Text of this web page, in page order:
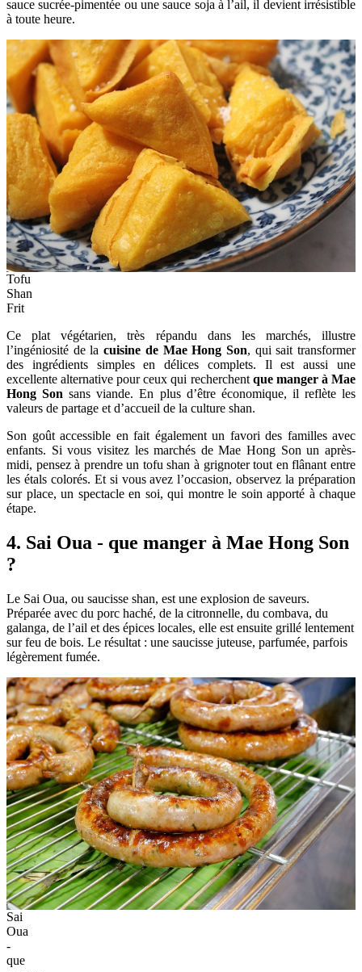
sauce sucrée-pimentée ou une sauce soja à l’ail, il devient irrésistible
à toute heure.
Tofu
Shan
Frit
Ce plat végétarien, très répandu dans les marchés, illustre
l’ingéniosité de lacuisine de Mae Hong Son, qui sait transformer
des ingrédients simples en délices complets. Il est aussi une
excellente alternative pour ceux qui recherchentque manger à Mae
Hong Son sans viande. En plus d’être économique, il reflète les
valeurs de partage et d’accueil de la culture shan.
Son goût accessible en fait également un favori des familles avec
enfants. Si vous visitez les marchés de Mae Hong Son un après-
midi, pensez à prendre un tofu shan à grignoter tout en flânant entre
les étals colorés. Et si vous avez l’occasion, observez la préparation
sur place, un spectacle en soi, qui montre le soin apporté à chaque
étape.
4. Sai Oua - que manger à Mae Hong Son
?
Le Sai Oua, ou saucisse shan, est une explosion de saveurs.
Préparée avec du porc haché, de la citronnelle, du combava, du
galanga, de l’ail et des épices locales, elle est ensuite grillé lentement
sur feu de bois. Le résultat : une saucisse juteuse, parfumée, parfois
légèrement fumée.
Sai
Oua
-
que